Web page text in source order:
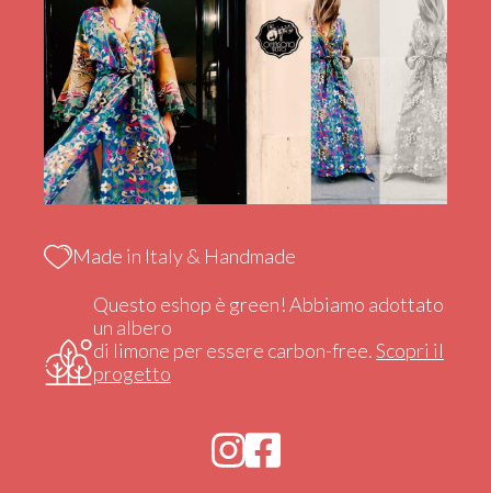
Made in Italy & Handmade
Questo eshop è green! Abbiamo adottato
un albero
di limone per essere carbon-free.Scopri il
progetto